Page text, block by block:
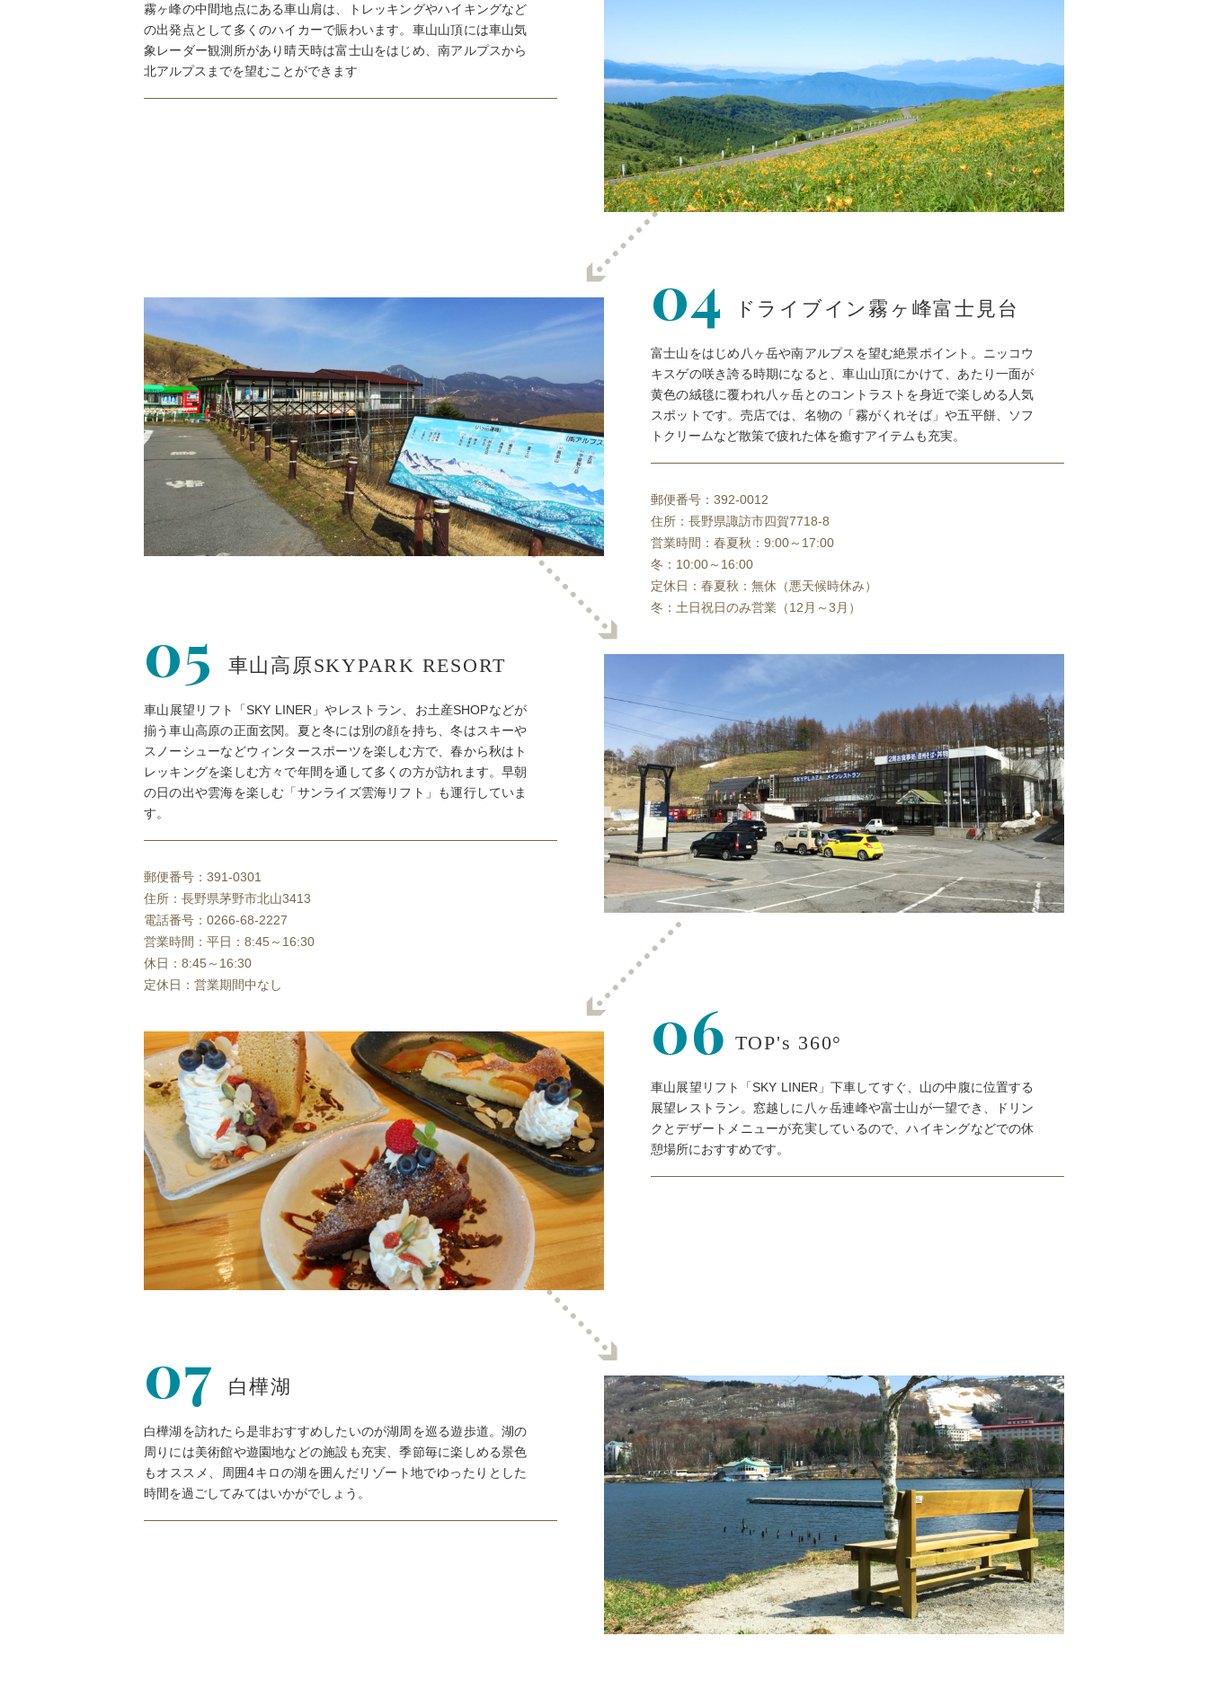
霧ヶ峰の中間地点にある車山肩は、トレッキングやハイキングなど
の出発点として多くのハイカーで賑わいます。車山山頂には車山気
象レーダー観測所があり晴天時は富士山をはじめ、南アルプスから
北アルプスまでを望むことができます
04 ドライブイン霧ヶ峰富士見台
富士山をはじめ八ヶ岳や南アルプスを望む絶景ポイント。ニッコウ
キスゲの咲き誇る時期になると、車山山頂にかけて、あたり一面が
黄色の絨毯に覆われ八ヶ岳とのコントラストを身近で楽しめる人気
スポットです。売店では、名物の「霧がくれそば」や五平餅、ソフ
トクリームなど散策で疲れた体を癒すアイテムも充実。
郵便番号：392-0012
住所：長野県諏訪市四賀7718-8
営業時間：春夏秋：9:00～17:00
冬：10:00～16:00
定休日：春夏秋：無休（悪天候時休み）
冬：土日祝日のみ営業（12月～3月）
05 車山高原SKYPARK RESORT
車山展望リフト「SKY LINER」やレストラン、お土産SHOPなどが
揃う車山高原の正面玄関。夏と冬には別の顔を持ち、冬はスキーや
スノーシューなどウィンタースポーツを楽しむ方で、春から秋はト
レッキングを楽しむ方々で年間を通して多くの方が訪れます。早朝
の日の出や雲海を楽しむ「サンライズ雲海リフト」も運行していま
す。
郵便番号：391-0301
住所：長野県茅野市北山3413
電話番号：0266-68-2227
営業時間：平日：8:45～16:30
休日：8:45～16:30
定休日：営業期間中なし
06 TOP's 360°
車山展望リフト「SKY LINER」下車してすぐ、山の中腹に位置する
展望レストラン。窓越しに八ヶ岳連峰や富士山が一望でき、ドリン
クとデザートメニューが充実しているので、ハイキングなどでの休
憩場所におすすめです。
07 白樺湖
白樺湖を訪れたら是非おすすめしたいのが湖周を巡る遊歩道。湖の
周りには美術館や遊園地などの施設も充実、季節毎に楽しめる景色
もオススメ、周囲4キロの湖を囲んだリゾート地でゆったりとした
時間を過ごしてみてはいかがでしょう。